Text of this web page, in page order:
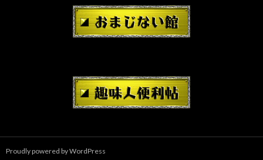
Proudly powered by WordPress